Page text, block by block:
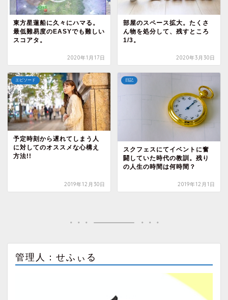
東方星蓮船に久々にハマる。
最低難易度のEASYでも難しい
スコアタ。
2020年1月17日
部屋のスペース拡大。たくさ
ん物を処分して、残すところ
1/3。
2020年3月30日
エピソード
予定時刻から遅れてしまう人
に対してのオススメな心構え
方法!!
2019年12月30日
日記
スクフェスにてイベントに奮
闘していた時代の教訓。残り
の人生の時間は何時間？
2019年12月1日
管理人：せふぃる